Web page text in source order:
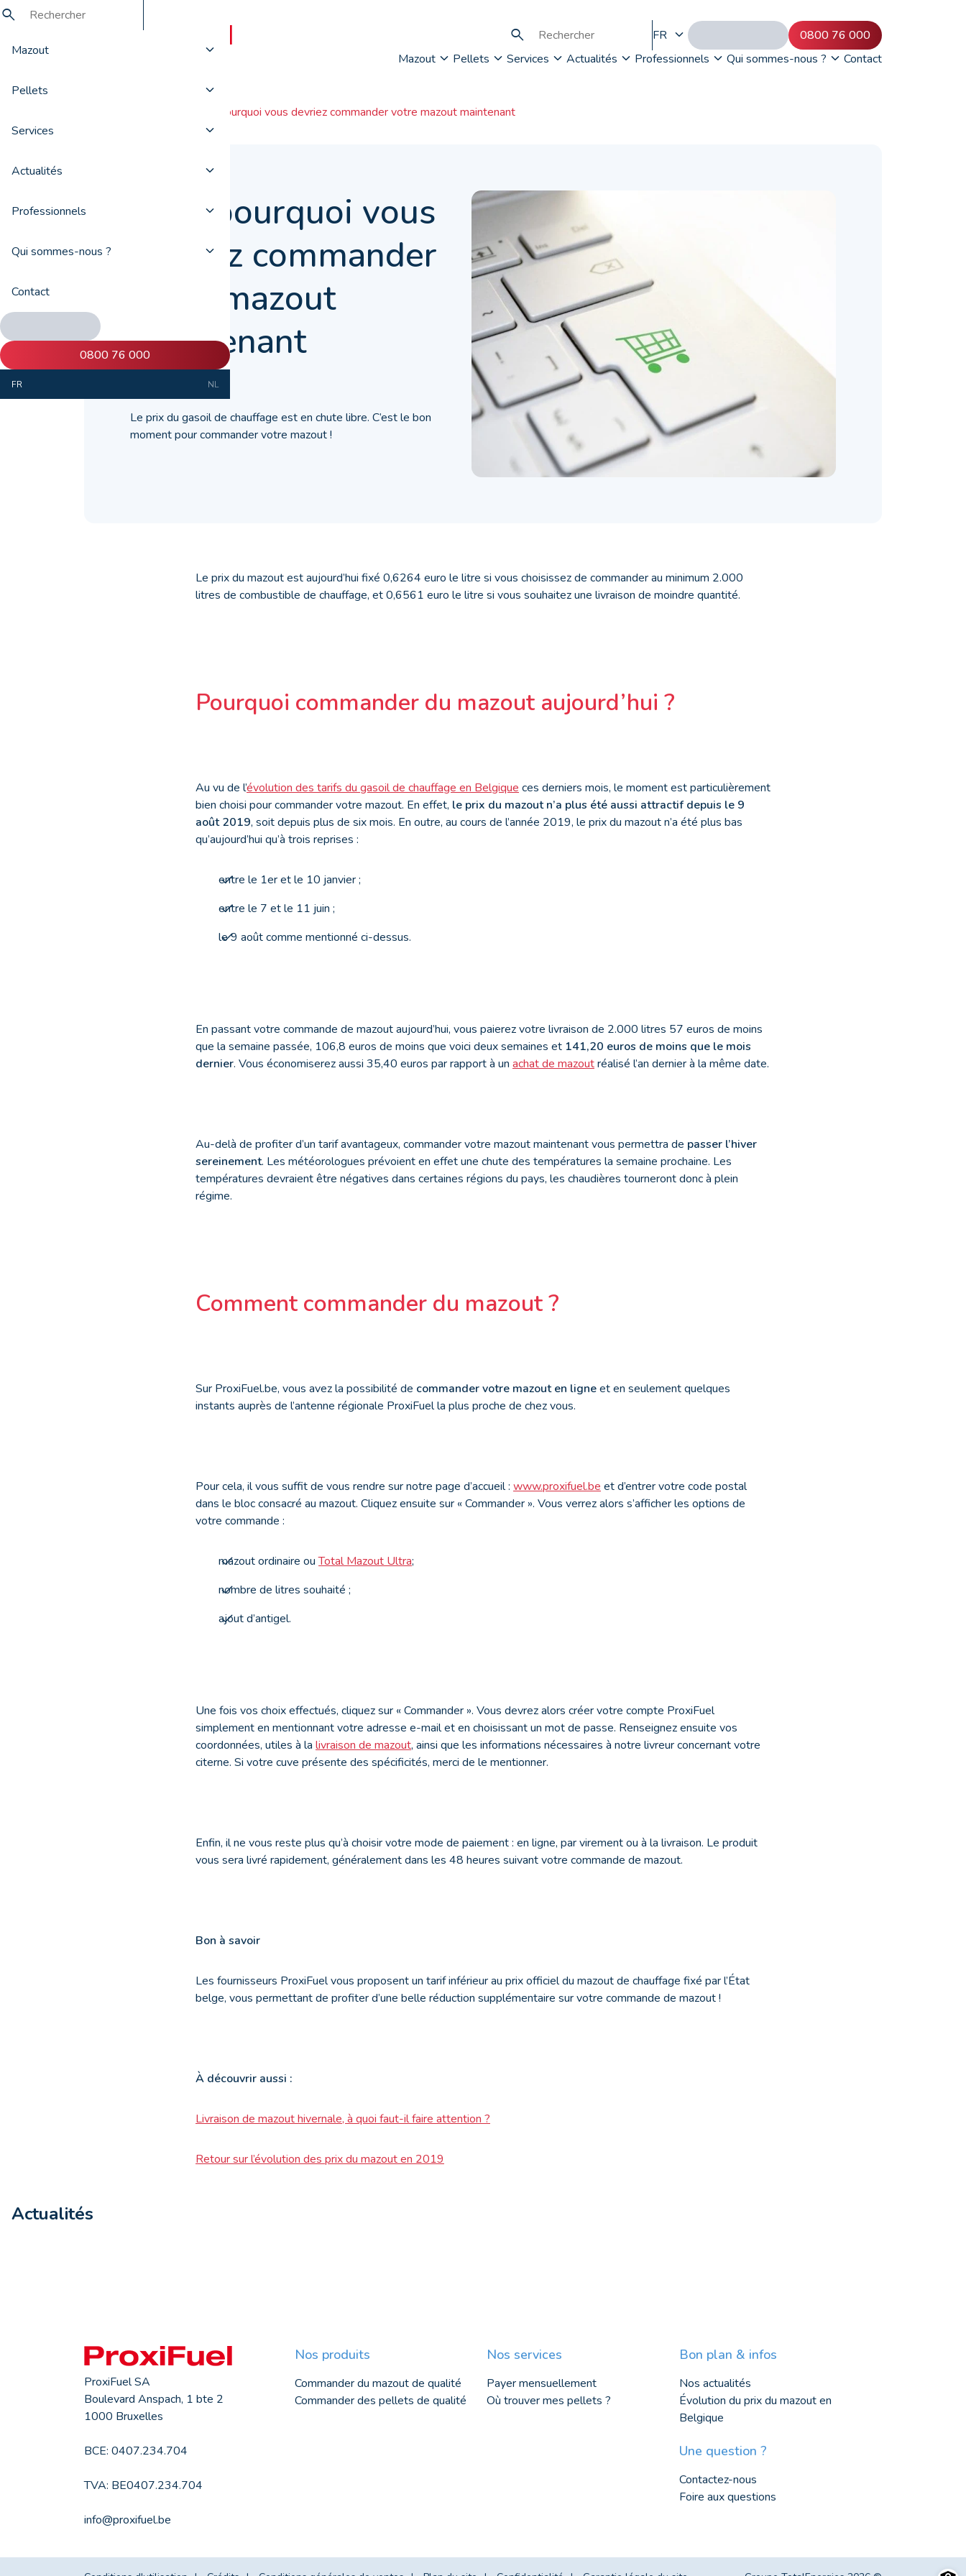
Mazout
Pellets
Services
Actualités
Professionnels
Qui sommes-nous ?
Contact
0800 76 000
FR NL
FR
0800 76 000
Mazout
Pellets Services Actualités Professionnels Qui sommes-nous ? Contact
Voici pourquoi vous devriez commander votre mazout maintenant
Voici pourquoi vous
devriez commander
votre mazout
maintenant
Le prix du gasoil de chauffage est en chute libre. C’est le bon
moment pour commander votre mazout !
Le prix du mazout est aujourd’hui fixé 0,6264 euro le litre si vous choisissez de commander au minimum 2.000
litres de combustible de chauffage, et 0,6561 euro le litre si vous souhaitez une livraison de moindre quantité.
Pourquoi commander du mazout aujourd’hui ?
Au vu de l’évolution des tarifs du gasoil de chauffage en Belgique ces derniers mois, le moment est particulièrement
bien choisi pour commander votre mazout. En effet, le prix du mazout n’a plus été aussi attractif depuis le 9
août 2019, soit depuis plus de six mois. En outre, au cours de l’année 2019, le prix du mazout n’a été plus bas
qu’aujourd’hui qu’à trois reprises :
entre le 1eret le 10 janvier ;
entre le 7 et le 11 juin ;
le 9 août comme mentionné ci-dessus.
En passant votre commande de mazout aujourd’hui, vous paierez votre livraison de 2.000 litres 57 euros de moins
que la semaine passée, 106,8 euros de moins que voici deux semaines et 141,20 euros de moins que le mois
dernier. Vous économiserez aussi 35,40 euros par rapport à un achat de mazoutréalisé l’an dernier à la même date.
Au-delà de profiter d’un tarif avantageux, commander votre mazout maintenant vous permettra de passer l’hiver
sereinement. Les météorologues prévoient en effet une chute des températures la semaine prochaine. Les
températures devraient être négatives dans certaines régions du pays, les chaudières tourneront donc à plein
régime.
Comment commander du mazout ?
Sur ProxiFuel.be, vous avez la possibilité de commander votre mazout en ligneet en seulement quelques
instants auprès de l’antenne régionale ProxiFuel la plus proche de chez vous.
Pour cela, il vous suffit de vous rendre sur notre page d’accueil : www.proxifuel.be et d’entrer votre code postal
dans le bloc consacré au mazout. Cliquez ensuite sur « Commander ». Vous verrez alors s’afficher les options de
votre commande :
mazout ordinaire ouTotal Mazout Ultra;
nombre de litres souhaité ;
ajout d’antigel.
Une fois vos choix effectués, cliquez sur « Commander ». Vous devrez alors créer votre compte ProxiFuel
simplement en mentionnant votre adresse e-mail et en choisissant un mot de passe. Renseignez ensuite vos
coordonnées, utiles à la livraison de mazout, ainsi que les informations nécessaires à notre livreur concernant votre
citerne. Si votre cuve présente des spécificités, merci de le mentionner.
Enfin, il ne vous reste plus qu’à choisir votre mode de paiement : en ligne, par virement ou à la livraison. Le produit
vous sera livré rapidement, généralement dans les 48 heures suivant votre commande de mazout.
Bon à savoir
Les fournisseurs ProxiFuel vous proposent un tarif inférieur au prix officiel du mazout de chauffage fixé par l’État
belge, vous permettant de profiter d’une belle réduction supplémentaire sur votre commande de mazout !
À découvrir aussi :
Livraison de mazout hivernale, à quoi faut-il faire attention ?
Retour sur l’évolution des prix du mazout en 2019
Actualités
ProxiFuel SA
Boulevard Anspach, 1 bte 2
1000 Bruxelles
BCE: 0407.234.704
TVA: BE0407.234.704
info@proxifuel.be
Nos produits
Commander du mazout de qualité
Commander des pellets de qualité
Nos services
Payer mensuellement
Où trouver mes pellets ?
Bon plan & infos
Nos actualités
Évolution du prix du mazout en
Belgique
Une question ?
Contactez-nous
Foire aux questions